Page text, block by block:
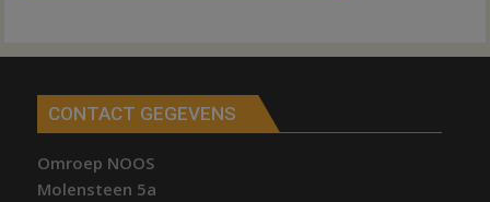
CONTACT GEGEVENS
Omroep NOOS
Molensteen 5a